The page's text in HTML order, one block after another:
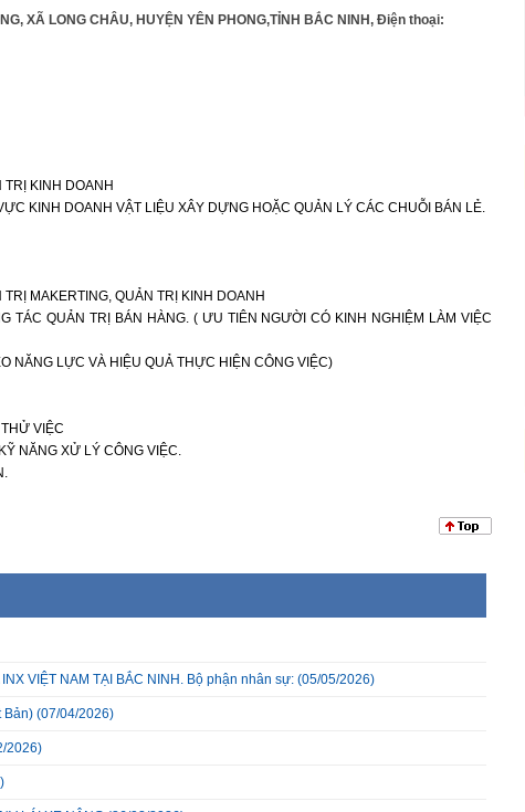
XÃ LONG CHÂU, HUYỆN YÊN PHONG,TỈNH BẮC NINH, Điện thoại:
KINH DOANH
KINH DOANH VẬT LIỆU XÂY DỰNG HOẶC QUẢN LÝ CÁC CHUỖI BÁN LẺ.
MAKERTING, QUẢN TRỊ KINH DOANH
TÁC QUẢN TRỊ BÁN HÀNG. ( ƯU TIÊN NGƯỜI CÓ KINH NGHIỆM LÀM VIỆC
NĂNG LỰC VÀ HIỆU QUẢ THỰC HIỆN CÔNG VIỆC)
VIỆC
NĂNG XỬ LÝ CÔNG VIỆC.
VIỆT NAM TẠI BẮC NINH. Bộ phận nhân sự: (05/05/2026)
Bản) (07/04/2026)
2026)